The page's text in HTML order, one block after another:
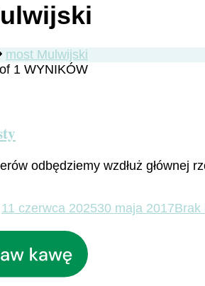
most Mulwijski
1 WYNIKÓW
odbędziemy wzdłuż głównej
11 czerwca 202530 maja 2017Brak